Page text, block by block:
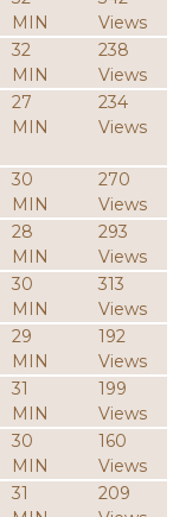
MIN
Views
32
MIN
238
Views
27
MIN
234
Views
30
MIN
270
Views
28
MIN
293
Views
30
MIN
313
Views
29
MIN
192
Views
31
MIN
199
Views
30
MIN
160
Views
31
209